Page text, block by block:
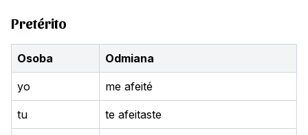
Pretérito
Osoba Odmiana
yo me afeité
tu te afeitaste